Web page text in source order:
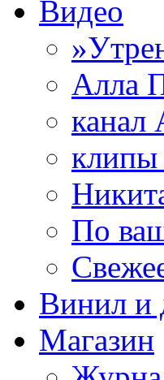
Видео
Алла
канал
По
Винил и
Магазин